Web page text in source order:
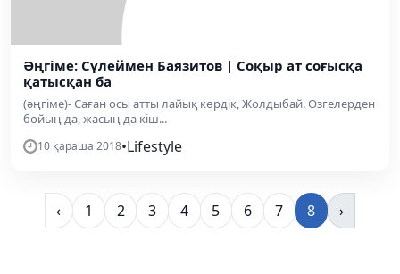
Әңгіме: Сүлеймен Баязитов | Соқыр ат соғысқа
қатысқан ба
(әңгіме)- Саған осы атты лайық көрдік, Жолдыбай. Өзгелерден
бойың да, жасың да кіш...
10 қараша 2018•Lifestyle
‹ 1 2 3 4 5 6 7 8 ›